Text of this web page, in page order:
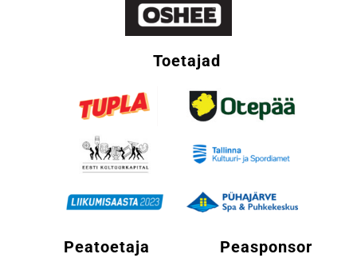
Toetajad
Peatoetaja Peasponsor